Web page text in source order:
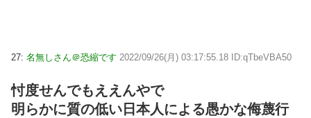
27: 名無しさん＠恐縮です 2022/09/26(月) 03:17:55.18 ID:qTbeVBA50
忖度せんでもええんやで
明らかに質の低い日本人による愚かな侮蔑行